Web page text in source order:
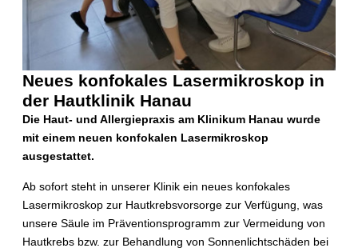
Neues konfokales Lasermikroskop in
der Hautklinik Hanau
Die Haut- und Allergiepraxis am Klinikum Hanau wurde
mit einem neuen konfokalen Lasermikroskop
ausgestattet.
Ab sofort steht in unserer Klinik ein neues konfokales
Lasermikroskop zur Hautkrebsvorsorge zur Verfügung, was
unsere Säule im Präventionsprogramm zur Vermeidung von
Hautkrebs bzw. zur Behandlung von Sonnenlichtschäden bei